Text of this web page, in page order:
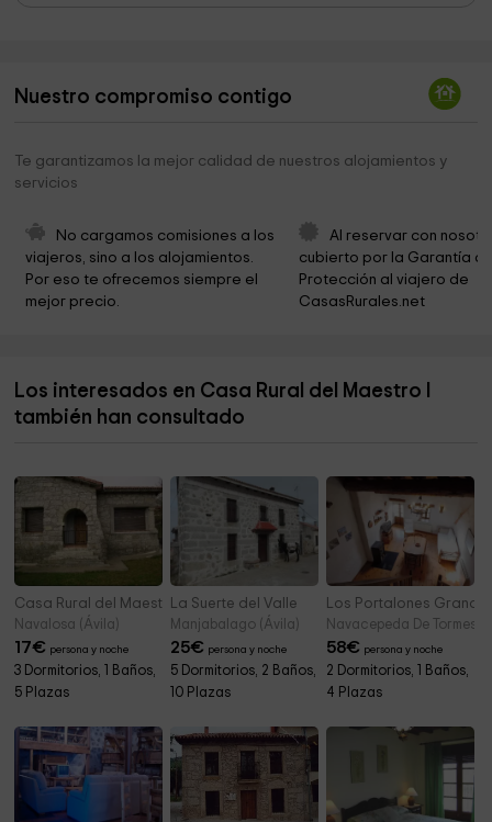
Ayuntamiento De Hoyocasero 5,8 km
Poblado de Pedro Blasco
El Pinar de Hoyocasero
St. Mary Church
Ermita de Nuestra Señora del Rosario 7,7 km
Cueva del Tio Maroto 8,0 km
Nuestro compromiso contigo
Te garantizamos la mejor calidad de nuestros alojamientos y
servicios
No cargamos comisiones a los
viajeros, sino a los alojamientos.
Por eso te ofrecemos siempre el
mejor precio.
Al reservar con
cubierto por la Garantía
Protección al viajero de
CasasRurales.net
Los interesados en Casa Rural del Maestro I
también han consultado
Casa Rural del Maestro II
Navalosa (Ávila)
17€ persona y noche
3 Dormitorios, 1 Baños,
5 Plazas
La Suerte del Valle
Manjabalago (Ávila)
25€ persona y noche
5 Dormitorios, 2 Baños,
10 Plazas
Los Portalones
Navacepeda De Tormes
58€ persona y noche
2 Dormitorios, 1 Baños,
4 Plazas